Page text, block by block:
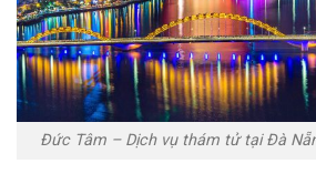
Đức Tâm – Dịch vụ thám tử tại Đà